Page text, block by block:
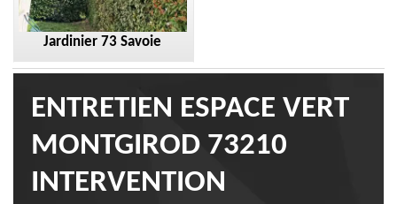
Jardinier 73 Savoie
ENTRETIEN ESPACE VERT
MONTGIROD 73210
INTERVENTION